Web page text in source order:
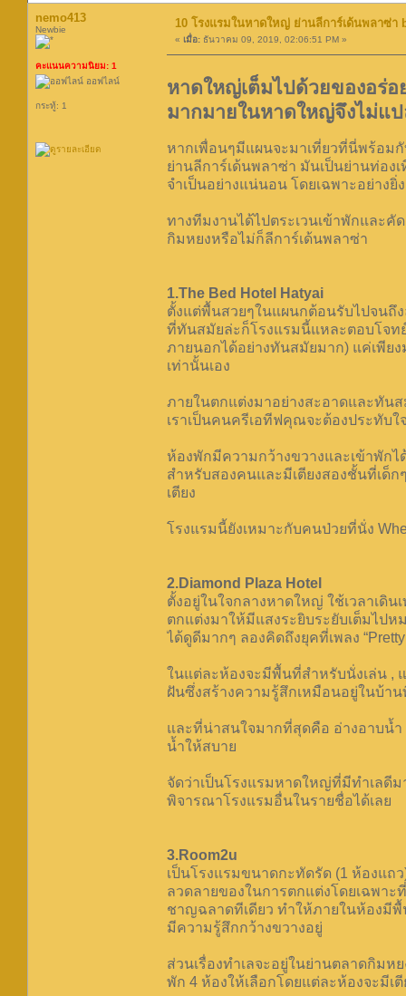
nemo413
Newbie
คะแนนความนิยม: 1
ออฟไลน์
กระทู้: 1
10 โรงแรมในหาดใหญ่ ย่านลีการ์เด้นพลาซ่า
« เมื่อ: ธันวาคม 09, 2019, 02:06:51 PM »
หาดใหญ่เต็มไปด้วยของอร่
มากมายในหาดใหญ่จึงไม่แป
หากเพื่อนๆมีแผนจะมาเที่ยวที่นี่พร้อม
ย่านลีการ์เด้นพลาซ่า มันเป็นย่านท่อง
จำเป็นอย่างแน่นอน โดยเฉพาะอย่างยิ่
ทางทีมงานได้ไปตระเวนเข้าพักและ
กิมหยงหรือไม่ก็ลีการ์เด้นพลาซ่า
1.The Bed Hotel Hatyai
ตั้งแต่พื้นสวยๆในแผนกต้อนรับไปจนถึ
ที่ทันสมัยล่ะก็โรงแรมนี้แหละตอบโจทย์
ภายนอกได้อย่างทันสมัยมาก) แค่เพีย
เท่านั้นเอง
ภายในตกแต่งมาอย่างสะอาดและทัน
เราเป็นคนครีเอทีฟคุณจะต้องประทับ
ห้องพักมีความกว้างขวางและเข้าพักไ
สำหรับสองคนและมีเตียงสองชั้นที่เด็ก
เตียง
โรงแรมนี้ยังเหมาะกับคนป่วยที่นั่ง
2.Diamond Plaza Hotel
ตั้งอยู่ในใจกลางหาดใหญ่ ใช้เวลาเดิ
ตกแต่งมาให้มีแสงระยิบระยับเต็มไป
ได้ดูดีมากๆ ลองคิดถึงยุคที่เพลง
ในแต่ละห้องจะมีพื้นที่สำหรับนั่งเล่น ,
ฝันซึ่งสร้างความรู้สึกเหมือนอยู่ในบ้า
และที่น่าสนใจมากที่สุดคือ อ่างอาบน้
น้ำให้สบาย
จัดว่าเป็นโรงแรมหาดใหญ่ที่มีทำเลดี
พิจารณาโรงแรมอื่นในรายชื่อได้เลย
3.Room2u
เป็นโรงแรมขนาดกะทัดรัด (1 ห้องแถ
ลวดลายของในการตกแต่งโดยเฉพา
ชาญฉลาดทีเดียว ทำให้ภายในห้องมีพื้
มีความรู้สึกกว้างขวางอยู่
ส่วนเรื่องทำเลจะอยู่ในย่านตลาดกิม
พัก 4 ห้องให้เลือกโดยแต่ละห้องจะมีเ